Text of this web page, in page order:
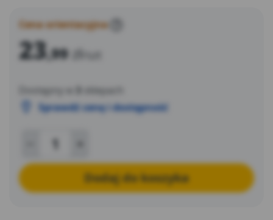
Cena orientacyjna
23,99 zł
Dostępny w
sklepach
Sprawdź cenę i dostępność
Dodaj do koszyka